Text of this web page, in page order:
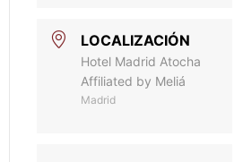
LOCALIZACIÓN
Hotel Madrid Atocha
Affiliated by Meliá
Madrid